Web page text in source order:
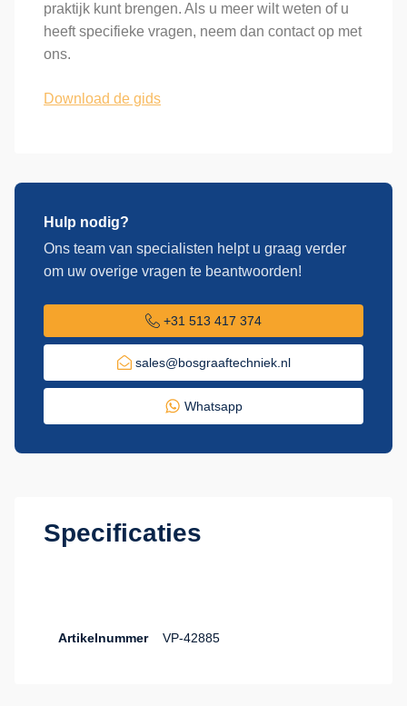
praktijk kunt brengen. Als u meer wilt weten of u
heeft specifieke vragen, neem dan contact op met
ons.
Download de gids
Hulp nodig?
Ons team van specialisten helpt u graag verder
om uw overige vragen te beantwoorden!
+31 513 417 374
sales@bosgraaftechniek.nl
Whatsapp
Specificaties
Artikelnummer VP-42885